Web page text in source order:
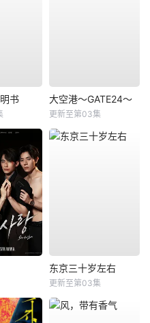
书 大空港～GATE24～
更新至第03集
东京三十岁左右
更新至第03集